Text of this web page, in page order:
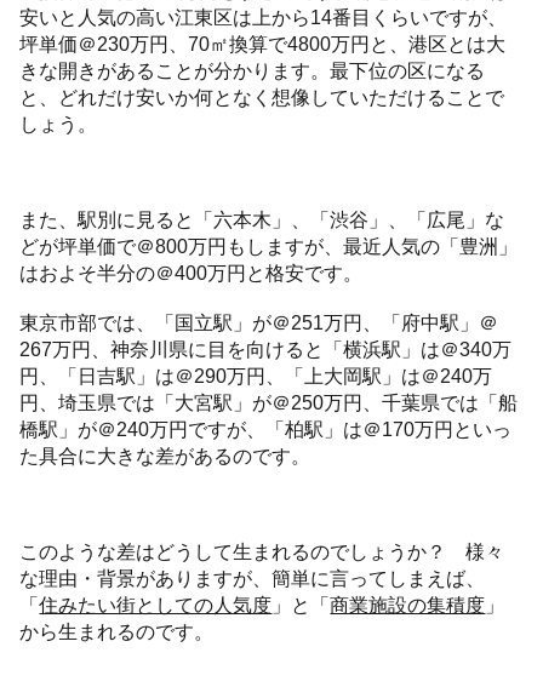
安いと人気の高い江東区は上から14番目くらいですが、
坪単価＠230万円、70㎡換算で4800万円と、港区とは大
きな開きがあることが分かります。最下位の区になる
と、どれだけ安いか何となく想像していただけることで
しょう。
また、駅別に見ると「六本木」、「渋谷」、「広尾」な
どが坪単価で＠800万円もしますが、最近人気の「豊洲」
はおよそ半分の＠400万円と格安です。
東京市部では、「国立駅」が＠251万円、「府中駅」＠
267万円、神奈川県に目を向けると「横浜駅」は＠340万
円、「日吉駅」は＠290万円、「上大岡駅」は＠240万
円、埼玉県では「大宮駅」が＠250万円、千葉県では「船
橋駅」が＠240万円ですが、「柏駅」は＠170万円といっ
た具合に大きな差があるのです。
このような差はどうして生まれるのでしょうか？ 様々
な理由・背景がありますが、簡単に言ってしまえば、
「住みたい街としての人気度 」と「商業施設の集積度 」
から生まれるのです。